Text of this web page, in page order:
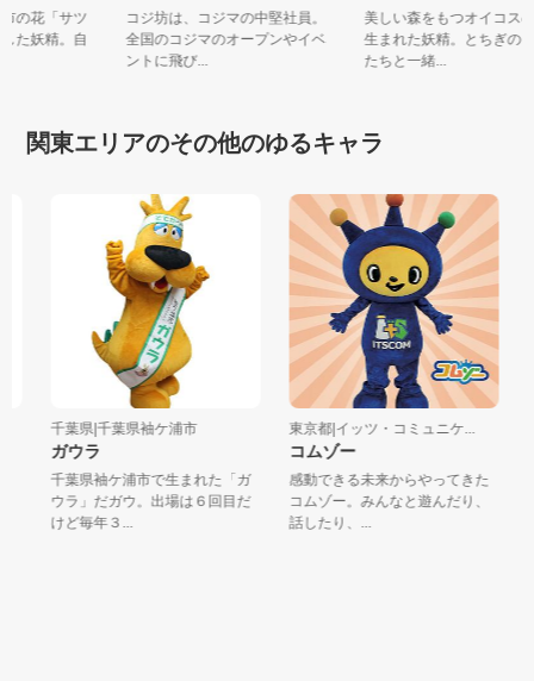
市の花「サツ
した妖精。自
コジ坊は、コジマの中堅社員。
全国のコジマのオープンやイベ
ントに飛び...
美しい森をもつオイコ
生まれた妖精。とちぎ
たちと一緒...
関東エリアのその他のゆるキャラ
千葉県|千葉県袖ケ浦市
ガウラ
千葉県袖ケ浦市で生まれた「ガ
ウラ」だガウ。出場は６回目だ
けど毎年３...
東京都|イッツ・コミュニケ...
コムゾー
感動できる未来からやってきた
コムゾー。みんなと遊んだり、
話したり、...